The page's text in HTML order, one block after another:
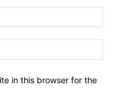
in this browser for the